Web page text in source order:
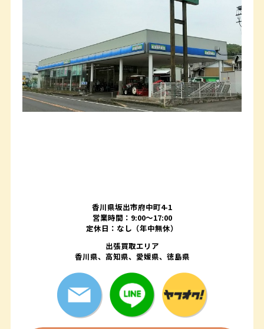
香川県坂出市府中町4-1
営業時間：9:00～17:00
定休日：なし（年中無休）
出張買取エリア
香川県、高知県、愛媛県、徳島県